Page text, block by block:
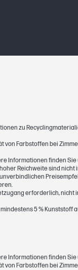
zu
Farbstoffen bei
Informationen finden
Reichweite sind
erforderlich,
5 %
Informationen finden
Farbstoffen bei